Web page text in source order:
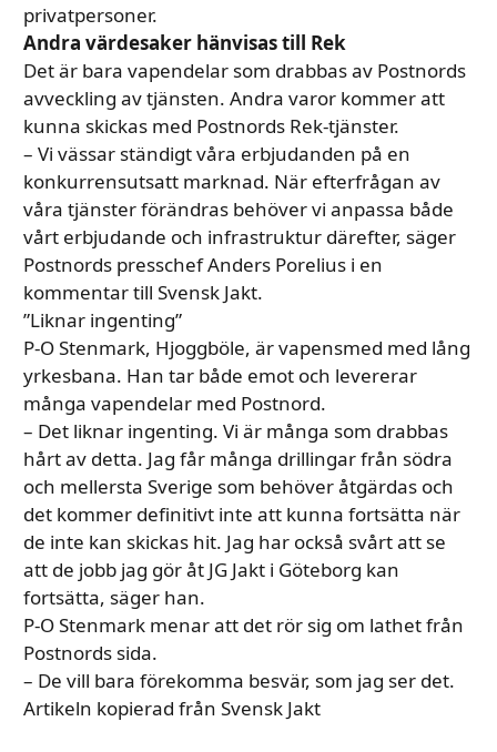
privatpersoner.
Andra värdesaker hänvisas till Rek
Det är bara vapendelar som drabbas av Postnords
avveckling av tjänsten. Andra varor kommer att
kunna skickas med Postnords Rek-tjänster.
– Vi vässar ständigt våra erbjudanden på en
konkurrensutsatt marknad. När efterfrågan av
våra tjänster förändras behöver vi anpassa både
vårt erbjudande och infrastruktur därefter, säger
Postnords presschef Anders Porelius i en
kommentar till Svensk Jakt.
”Liknar ingenting”
P-O Stenmark, Hjoggböle, är vapensmed med lång
yrkesbana. Han tar både emot och levererar
många vapendelar med Postnord.
– Det liknar ingenting. Vi är många som drabbas
hårt av detta. Jag får många drillingar från södra
och mellersta Sverige som behöver åtgärdas och
det kommer definitivt inte att kunna fortsätta när
de inte kan skickas hit. Jag har också svårt att se
att de jobb jag gör åt JG Jakt i Göteborg kan
fortsätta, säger han.
P-O Stenmark menar att det rör sig om lathet från
Postnords sida.
– De vill bara förekomma besvär, som jag ser det.
Artikeln kopierad från Svensk Jakt